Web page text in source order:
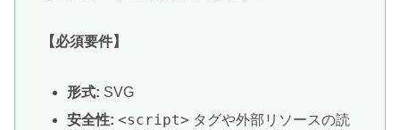
【必須要件】
形式: SVG
安全性: <script> タグや外部リソースの読